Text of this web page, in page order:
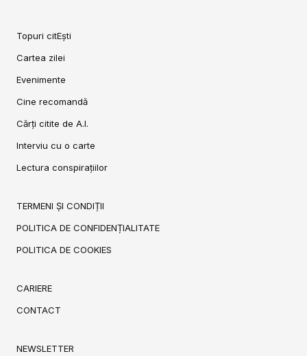
Topuri citEști
Cartea zilei
Evenimente
Cine recomandă
Cărți citite de A.I.
Interviu cu o carte
Lectura conspirațiilor
TERMENI ȘI CONDIȚII
POLITICA DE CONFIDENȚIALITATE
POLITICA DE COOKIES
CARIERE
CONTACT
NEWSLETTER